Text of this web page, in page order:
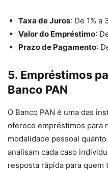
Taxa de Juros: De 1% a
Valor do Empréstimo:
Prazo de Pagamento:
5. Empréstimos
Banco PAN
O Banco PAN é uma das
oferece empréstimos para
modalidade pessoal
analisam cada caso
resposta rápida para quem